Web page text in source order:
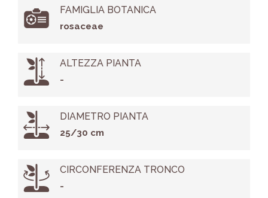
FAMIGLIA BOTANICA
rosaceae
ALTEZZA PIANTA
-
DIAMETRO PIANTA
25/30 cm
CIRCONFERENZA TRONCO
-